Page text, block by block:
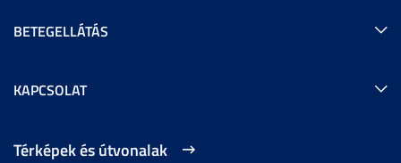
BETEGELLÁTÁS
KAPCSOLAT
Térképek és útvonalak